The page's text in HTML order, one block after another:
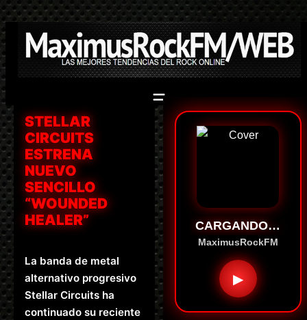
Saltar
al
contenido
STELLAR
CIRCUITS
ESTRENA
NUEVO
SENCILLO
“WOUNDED
HEALER”
La banda de metal
alternativo progresivo
Stellar Circuits ha
continuado su reciente
CARGANDO…
MaximusRockFM
▶